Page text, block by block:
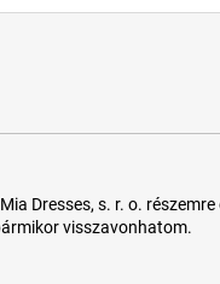
Dresses, s. r. o.
visszavonhatom.